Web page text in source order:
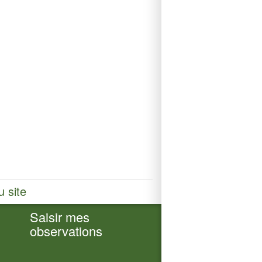
site
Saisir mes
observations